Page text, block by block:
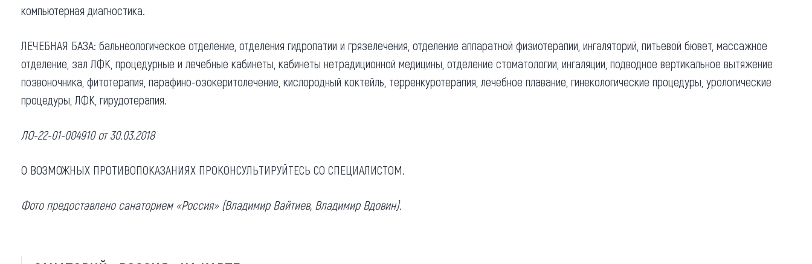
компьютерная диагностика.
ЛЕЧЕБНАЯ БАЗА: бальнеологическое отделение, отделения гидропатии и грязелечения, отделение аппаратной физиотерапии, ингаляторий, питьевой бювет, массажное
отделение, зал ЛФК, процедурные и лечебные кабинеты, кабинеты нетрадиционной медицины, отделение стоматологии, ингаляции, подводное вертикальное вытяжение
позвоночника, фитотерапия, парафино-озокеритолечение, кислородный коктейль, терренкуротерапия, лечебное плавание, гинекологические процедуры, урологические
процедуры, ЛФК, гирудотерапия.
ЛО-22-01-004910 от 30.03.2018
О ВОЗМОЖНЫХ ПРОТИВОПОКАЗАНИЯХ ПРОКОНСУЛЬТИРУЙТЕСЬ СО СПЕЦИАЛИСТОМ.
Фото предоставлено санаторием «Россия» (Владимир Вайтиев, Владимир Вдовин).